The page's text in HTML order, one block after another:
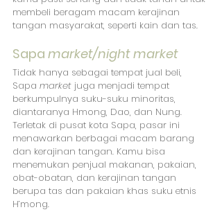
membeli beragam macam kerajinan
tangan masyarakat, seperti kain dan tas.
Sapa market/night market
Tidak hanya sebagai tempat jual beli,
Sapa market juga menjadi tempat
berkumpulnya suku-suku minoritas,
diantaranya Hmong, Dao, dan Nung.
Terletak di pusat kota Sapa, pasar ini
menawarkan berbagai macam barang
dan kerajinan tangan. Kamu bisa
menemukan penjual makanan, pakaian,
obat-obatan, dan kerajinan tangan
berupa tas dan pakaian khas suku etnis
H’mong.